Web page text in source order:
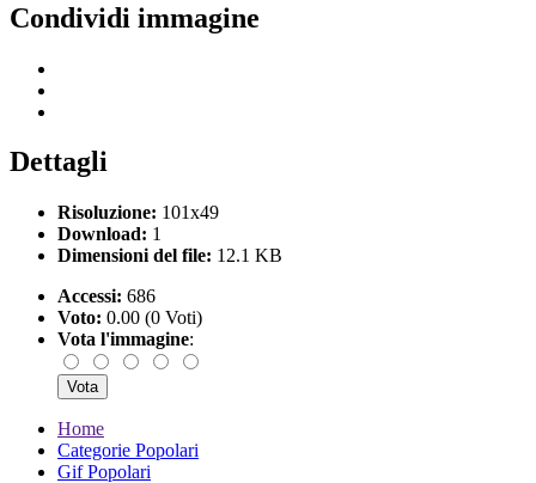
Condividi immagine
Dettagli
Risoluzione: 101x49
Download: 1
Dimensioni del file: 12.1 KB
Accessi: 686
Voto: 0.00 (0 Voti)
Vota l'immagine:
Home
Categorie Popolari
Gif Popolari